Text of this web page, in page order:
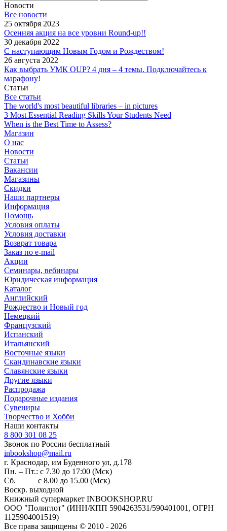
Новости
Все новости
25 октября 2023
Осенняя акция на все уровни Round-up!!
30 декабря 2022
С наступающим Новым Годом и Рождеством!
26 августа 2022
Как выбрать УМК OUP? 4 дня – 4 темы. Подключайтесь к
марафону!
Статьи
Все статьи
The world's most beautiful libraries – in pictures
3 Most Essential Reading Skills Your Students Need
When is the Best Time to Assess?
Магазин
О нас
Новости
Статьи
Вакансии
Магазины
Скидки
Наши партнеры
Информация
Помощь
Условия оплаты
Условия доставки
Возврат товара
Заказ по e-mail
Акции
Семинары, вебинары
Юридическая информация
Каталог
Английский
Рождество и Новый год
Немецкий
Французский
Испанский
Итальянский
Восточные языки
Скандинавские языки
Славянские языки
Другие языки
Распродажа
Подарочные издания
Сувениры
Творчество и Хобби
Наши контакты
8 800 301 08 25
Звонок по России бесплатный
inbookshop@mail.ru
г. Краснодар, им Буденного ул, д.178
Пн. – Пт.: с 7.30 до 17:00 (Мск)
Сб. с 8.00 до 15.00 (Мск)
Воскр. выходной
Книжный супермаркет INBOOKSHOP.RU
ООО "Полиглот" (ИНН/КПП 5904263531/590401001, ОГРН
1125904001519)
Все права защищены © 2010 - 2026